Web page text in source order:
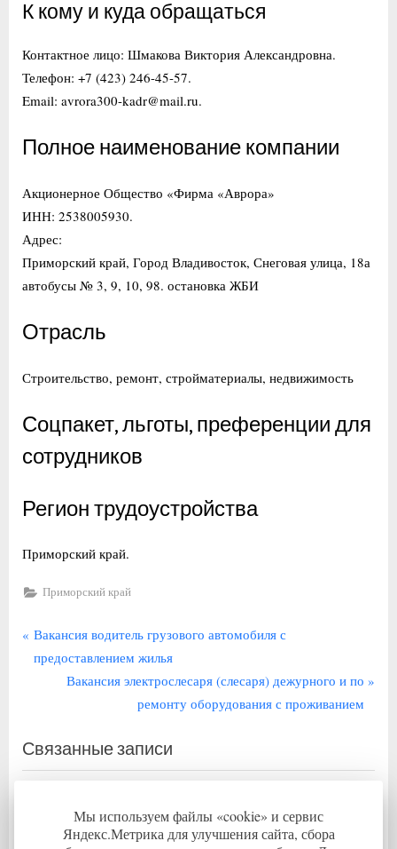
К кому и куда обращаться
Контактное лицо: Шмакова Виктория Александровна.
Телефон: +7 (423) 246-45-57.
Email: avrora300-kadr@mail.ru.
Полное наименование компании
Акционерное Общество «Фирма «Аврора»
ИНН: 2538005930.
Адрес:
Приморский край, Город Владивосток, Снеговая улица, 18а
автобусы № 3, 9, 10, 98. остановка ЖБИ
Отрасль
Строительство, ремонт, стройматериалы, недвижимость
Соцпакет, льготы, преференции для
сотрудников
Регион трудоустройства
Приморский край.
Приморский край
Навигация
по
П
р
д
у
Вакансия водитель грузового автомобиля с
предоставлением жилья
С
д
у
щ
а
Вакансия электрослесаря (слесаря) дежурного и по
ремонту оборудования с проживанием
Связанные записи
Мы используем файлы «cookie» и сервис
Яндекс.Метрика для улучшения сайта, сбора